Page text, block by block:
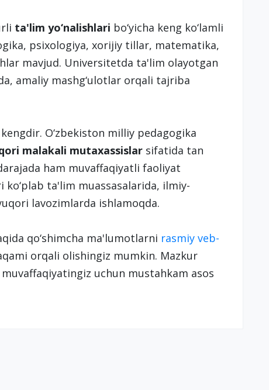
ta'lim yo‘nalishlari bo‘yicha keng ko‘lamli
psixologiya, xorijiy tillar, matematika,
mavjud. Universitetda ta'lim olayotgan
amaliy mashg‘ulotlar orqali tajriba
O‘zbekiston milliy pedagogika
malakali mutaxassislarsifatida tan
ham muvaffaqiyatli faoliyat
ta'lim muassasalarida, ilmiy-
lavozimlarda ishlamoqda.
qo‘shimcha ma'lumotlarni rasmiy veb-
orqali olishingiz mumkin. Mazkur
uchun mustahkam asos